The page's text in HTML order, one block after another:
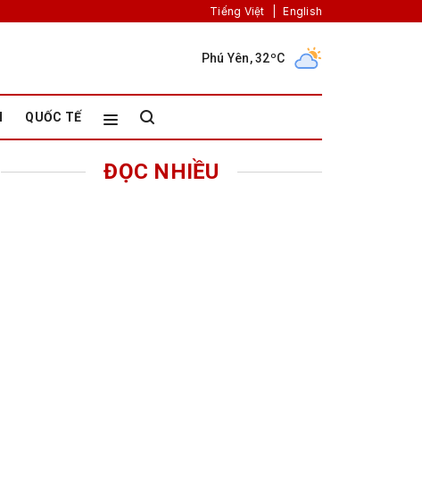
Tiếng Việt English
Phú Yên, 32ºC
QUỐC TẾ
ĐỌC NHIỀU